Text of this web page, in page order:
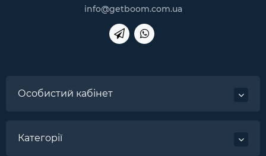
info@getboom.com.ua
Особистий кабінет
Категорії